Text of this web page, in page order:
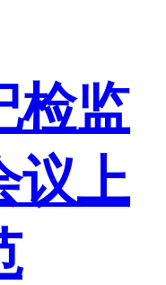
检监
议上